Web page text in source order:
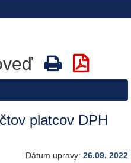
platcov DPH
Dátum upravy: 26.09. 2022